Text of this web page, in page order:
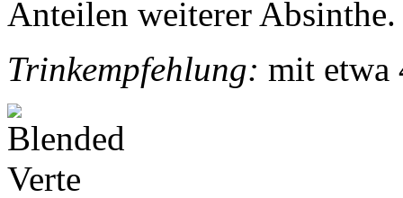
Anteilen weiterer Absinthe.
Trinkempfehlung: mit etwa